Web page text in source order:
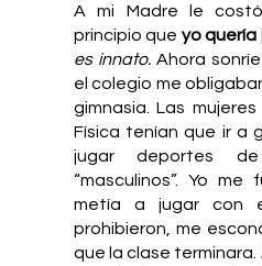
A mi Madre le
principio que yo
es innato. Ahora
el colegio me
gimnasia. Las
Física tenían que ir a
jugar deportes
“masculinos”. Yo
metía a jugar con
prohibieron, me
que la clase terminara.